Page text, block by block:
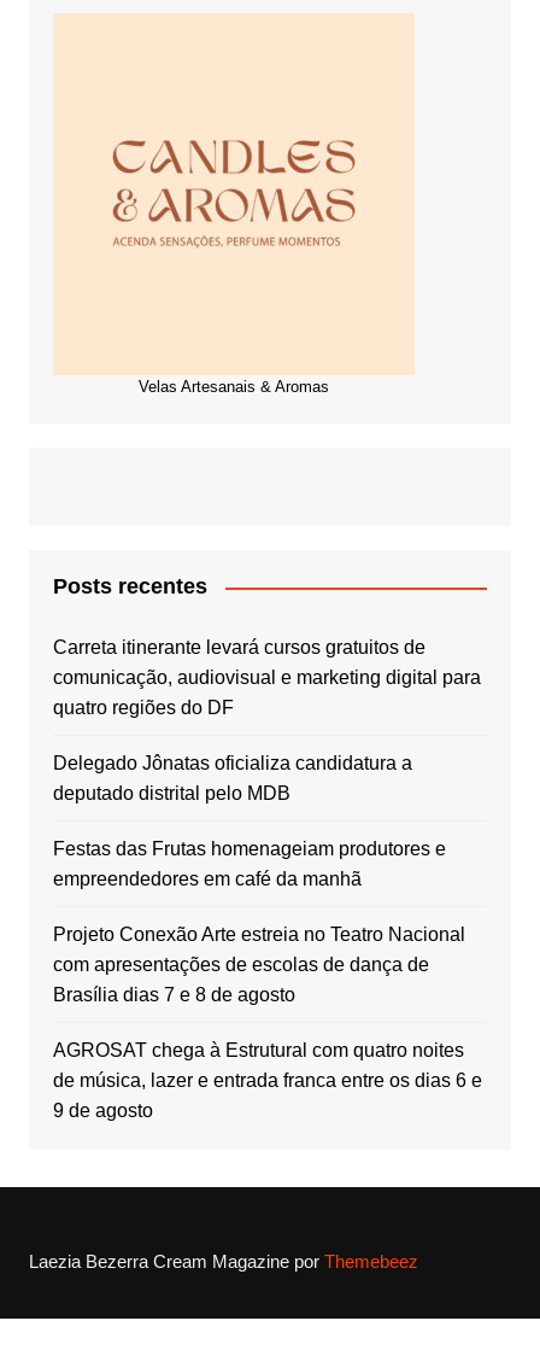
Velas Artesanais & Aromas
Posts recentes
Carreta itinerante levará cursos gratuitos de
comunicação, audiovisual e marketing digital para
quatro regiões do DF
Delegado Jônatas oficializa candidatura a
deputado distrital pelo MDB
Festas das Frutas homenageiam produtores e
empreendedores em café da manhã
Projeto Conexão Arte estreia no Teatro Nacional
com apresentações de escolas de dança de
Brasília dias 7 e 8 de agosto
AGROSAT chega à Estrutural com quatro noites
de música, lazer e entrada franca entre os dias 6 e
9 de agosto
Laezia BezerraCream Magazine por Themebeez